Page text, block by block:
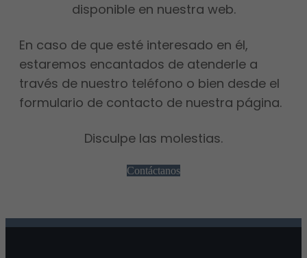
disponible en nuestra web.
En caso de que esté interesado en él,
estaremos encantados de atenderle a
través de nuestro teléfono o bien desde el
formulario de contacto de nuestra página.
Disculpe las molestias.
Contáctanos